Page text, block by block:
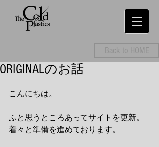
Back to HOME
ORIGINALのお話
こんにちは。
ふと思うところあってサイトを更新。
着々と準備を進めております。